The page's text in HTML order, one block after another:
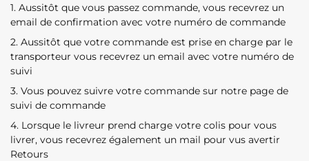
1. Aussitôt que vous passez commande, vous recevrez un
email de confirmation avec votre numéro de commande
2. Aussitôt que votre commande est prise en charge par le
transporteur vous recevrez un email avec votre numéro de
suivi
3. Vous pouvez suivre votre commande sur notre page de
suivi de commande
4. Lorsque le livreur prend charge votre colis pour vous
livrer, vous recevrez également un mail pour vus avertir
Retours